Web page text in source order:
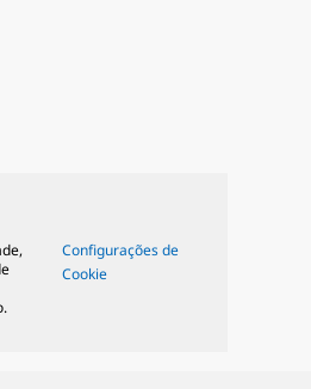
Configurações de
Cookie